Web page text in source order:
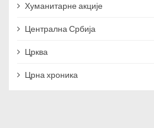
Хуманитарне акције
Централна Србија
Црква
Црна хроника